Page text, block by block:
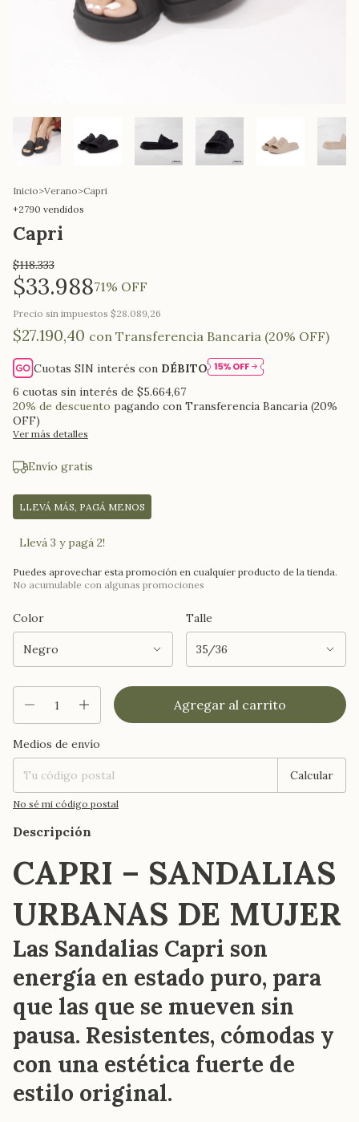
Inicio>Verano>Capri
+2790 vendidos
Capri
$118.333
$33.98871% OFF
Precio sin impuestos $28.089,26
$27.190,40 con Transferencia Bancaria (20% OFF)
Cuotas SIN interés con DÉBITO
6 cuotas sin interés de $5.664,67
20% de descuento pagando con Transferencia Bancaria (20%
OFF)
Ver más detalles
Envío gratis
LLEVÁ MÁS, PAGÁ MENOS
Llevá 3 y pagá 2!
Puedes aprovechar esta promoción en cualquier producto de la tienda.
No acumulable con algunas promociones
Color Talle
Entregas para el CP:
Medios de envío
Calcular
No sé mi código postal
Descripción
CAPRI – SANDALIAS
URBANAS DE MUJER
Las Sandalias Capri son
energía en estado puro, para
que las que se mueven sin
pausa. Resistentes, cómodas y
con una estética fuerte de
estilo original.